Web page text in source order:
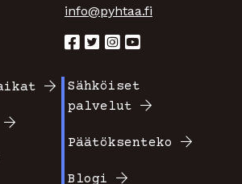
info@pyhtaa.fi
Footer
2
Sähköiset
palvelut
Päätöksenteko
Blogi